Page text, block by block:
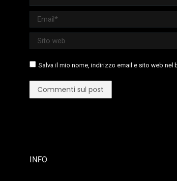
Email *
Sito web
Salva il mio nome, indirizzo email e sito web
Commenti sul post
INFO